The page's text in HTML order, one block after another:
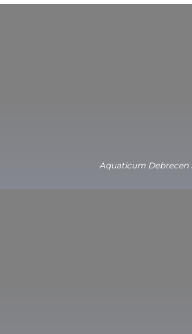
Aquaticum Debrecen
Najveći europski kupališni kompleks